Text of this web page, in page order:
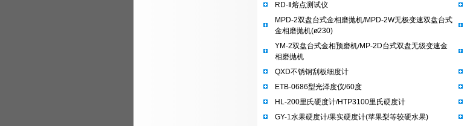
RD-Ⅱ熔点测试仪
MPD-2双盘台式金相磨抛机/MPD-2W无极变速双盘台式
金相磨抛机(ø230)
YM-2双盘台式金相预磨机/MP-2D台式双盘无级变速金
相磨抛机
QXD不锈钢刮板细度计
ETB-0686型光泽度仪/60度
HL-200里氏硬度计/HTP3100里氏硬度计
GY-1水果硬度计/果实硬度计(苹果梨等较硬水果)